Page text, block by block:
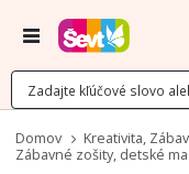
Menu
Domov Kreativita,
Zábavné zošity, detské